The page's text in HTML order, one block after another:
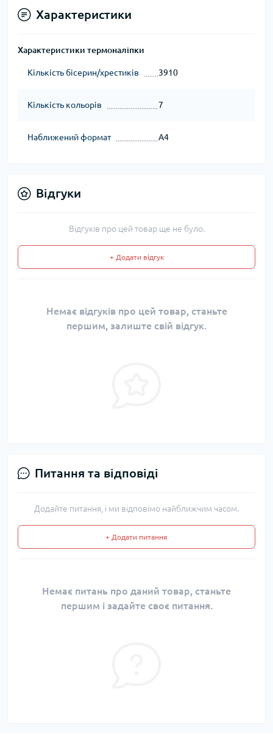
Характеристики
Характеристики термоналіпки
Кількість бісерин/хрестиків 3910
Кількість кольорів 7
Наближений формат А4
Відгуки
Відгуків про цей товар ще не було.
+ Додати відгук
Немає відгуків про цей товар, станьте
першим, залиште свій відгук.
Питання та відповіді
Додайте питання, і ми відповімо найближчим часом.
+ Додати питання
Немає питань про даний товар, станьте
першим і задайте своє питання.